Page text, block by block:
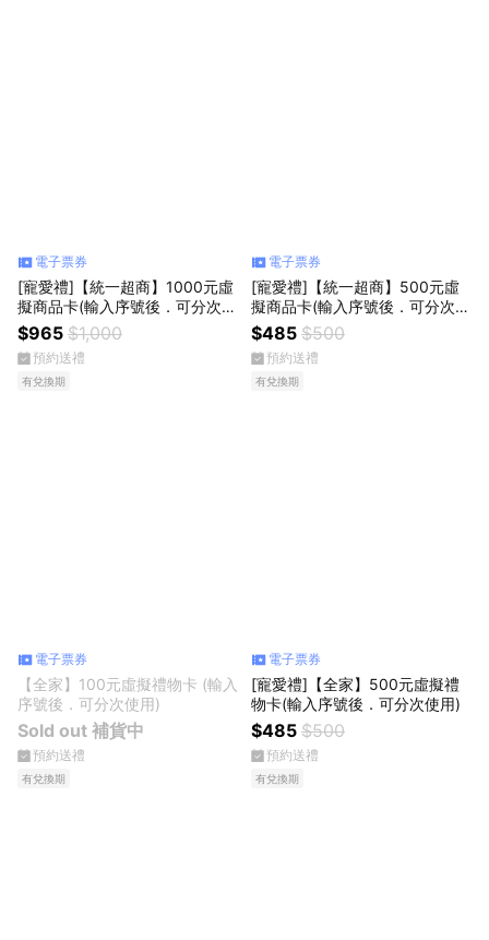
電子票券
[寵愛禮]【統一超商】1000元虛
擬商品卡(輸入序號後．可分次使
用)
$965 $1,000
預約送禮
有兌換期
電子票券
[寵愛禮]【統一超商】500元虛
擬商品卡(輸入序號後．可分次使
用)
$485 $500
預約送禮
有兌換期
電子票券
【全家】100元虛擬禮物卡 (輸入
序號後．可分次使用)
Sold out 補貨中
預約送禮
有兌換期
電子票券
[寵愛禮]【全家】500元虛擬禮
物卡(輸入序號後．可分次使用)
$485 $500
預約送禮
有兌換期